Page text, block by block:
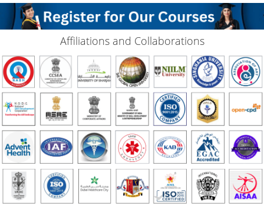
Affiliations and Collaborations